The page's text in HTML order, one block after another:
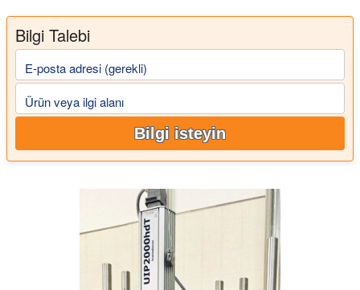
Bilgi Talebi
E-posta adresi (gerekli)
Ürün veya ilgi alanı
Bilgi isteyin